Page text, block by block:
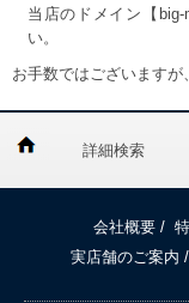
当店のドメイン【
い。
お手数ではございますが
詳細検索
会社概要 /
実店舗のご案内 /